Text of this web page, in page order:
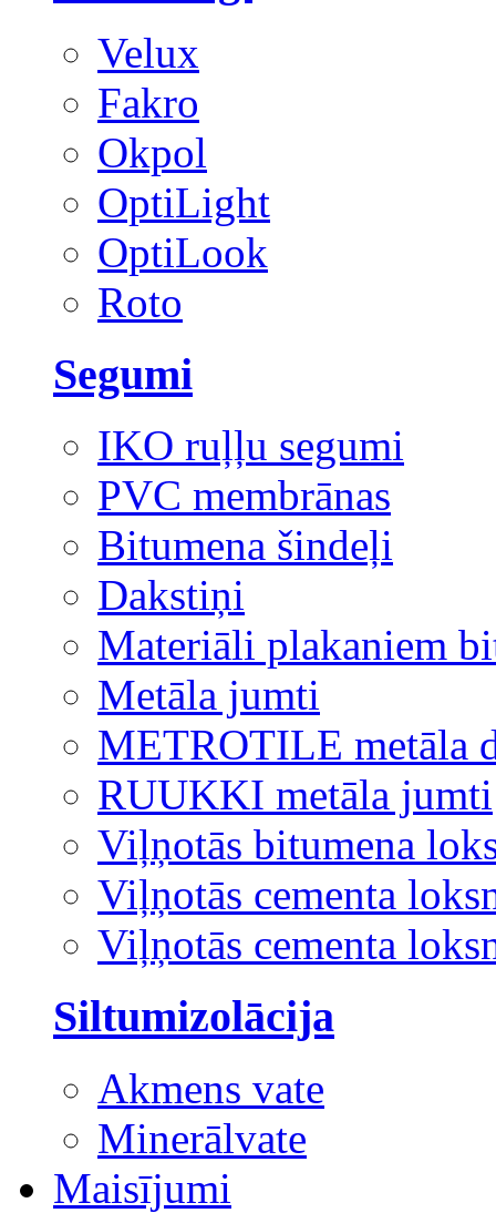
Velux
Fakro
Okpol
OptiLight
OptiLook
Roto
Segumi
IKO ruļļu segumi
PVC membrānas
Bitumena šindeļi
Dakstiņi
Materiāli plakaniem
Metāla jumti
METROTILE metāla
RUUKKI metāla jumti
Viļņotās bitumena
Viļņotās cementa
Viļņotās cementa
Siltumizolācija
Akmens vate
Minerālvate
Maisījumi